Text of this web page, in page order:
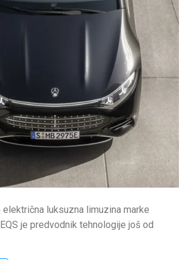
električna luksuzna limuzina marke
je predvodnik tehnologije još od